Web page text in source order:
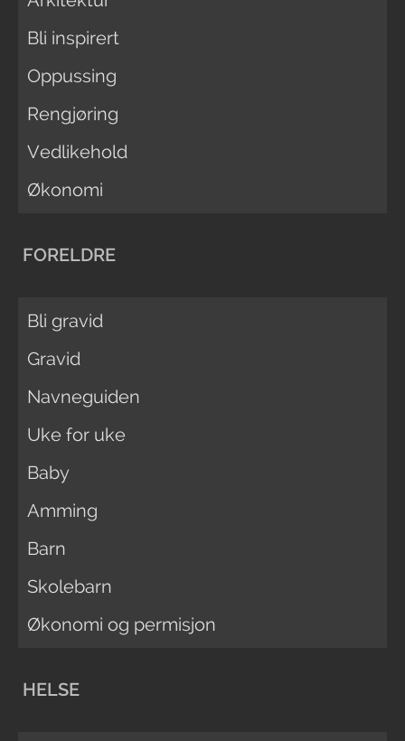
Bli inspirert
Oppussing
Rengjøring
Vedlikehold
Økonomi
FORELDRE
Bli gravid
Gravid
Navneguiden
Uke for uke
Baby
Amming
Barn
Skolebarn
Økonomi og permisjon
HELSE